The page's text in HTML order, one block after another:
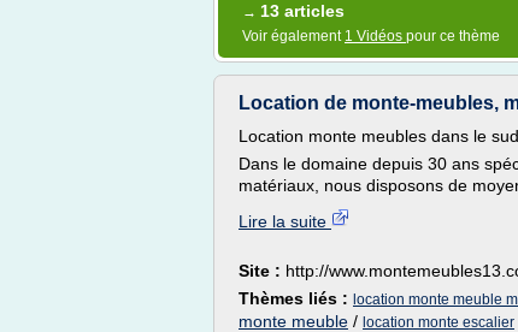
→ 13 articles
Voir également 1 Vidéos pour ce thème
Location de monte-meubles,
Location monte meubles dans le
Dans le domaine depuis 30 ans
matériaux, nous disposons de
Lire la suite
Site : http://
Thèmes liés : location monte meuble
monte meuble / location monte escalier